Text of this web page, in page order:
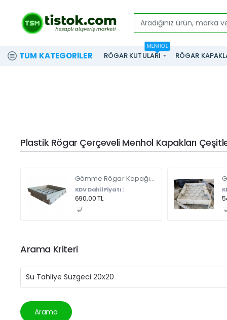
Aradığınız
marka
ve
TÜM KATEGORILER RÖGAR KUTULARI
MENHOL
RÖGAR
Plastik Rögar Çerçeveli Menhol Kapakları
Gömme Rögar Kapağı - Seramik - Fayans Ve Mermer Zeminlerde - Gizli Çerçeve Kapak Çift Kulplu 45 X 45
KDV Dahil Fiyatı :
690,00 TL
Arama Kriteri
Arama